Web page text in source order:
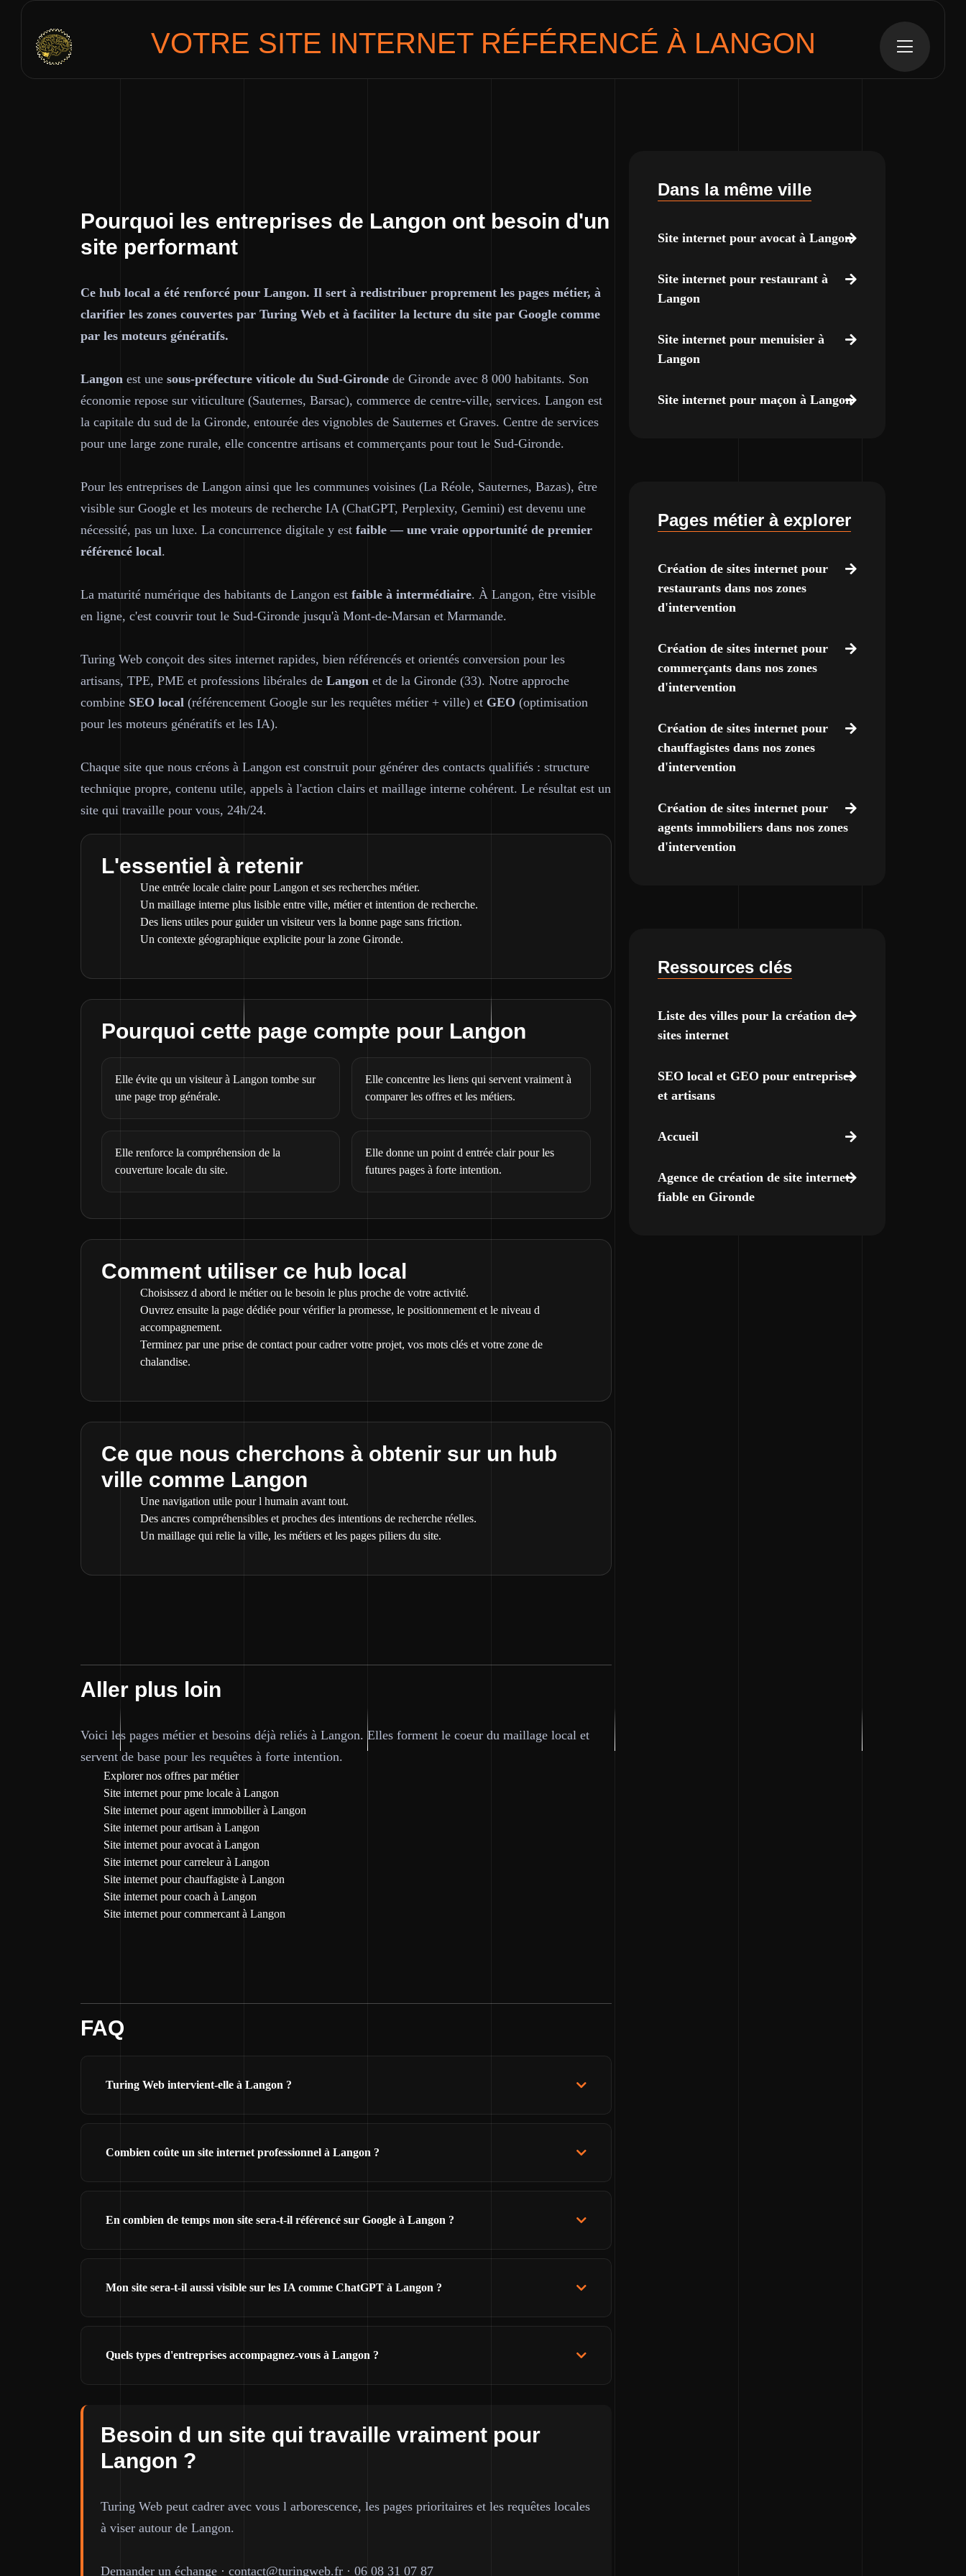
VOTRE SITE INTERNET RÉFÉRENCÉ À LANGON
Pourquoi les entreprises de Langon ont besoin d'un
site performant
Ce hub local a été renforcé pour Langon. Il sert à redistribuer proprement les pages métier, à
clarifier les zones couvertes par Turing Web et à faciliter la lecture du site par Google comme
par les moteurs génératifs.
Langon est une sous-préfecture viticole du Sud-Gironde de Gironde avec 8 000 habitants. Son
économie repose sur viticulture (Sauternes, Barsac), commerce de centre-ville, services. Langon est
la capitale du sud de la Gironde, entourée des vignobles de Sauternes et Graves. Centre de services
pour une large zone rurale, elle concentre artisans et commerçants pour tout le Sud-Gironde.
Pour les entreprises de Langon ainsi que les communes voisines (La Réole, Sauternes, Bazas), être
visible sur Google et les moteurs de recherche IA (ChatGPT, Perplexity, Gemini) est devenu une
nécessité, pas un luxe. La concurrence digitale y est faible — une vraie opportunité de premier
référencé local.
La maturité numérique des habitants de Langon est faible à intermédiaire. À Langon, être visible
en ligne, c'est couvrir tout le Sud-Gironde jusqu'à Mont-de-Marsan et Marmande.
Turing Web conçoit des sites internet rapides, bien référencés et orientés conversion pour les
artisans, TPE, PME et professions libérales de Langon et de la Gironde (33). Notre approche
combine SEO local (référencement Google sur les requêtes métier + ville) et GEO (optimisation
pour les moteurs génératifs et les IA).
Chaque site que nous créons à Langon est construit pour générer des contacts qualifiés : structure
technique propre, contenu utile, appels à l'action clairs et maillage interne cohérent. Le résultat est un
site qui travaille pour vous, 24h/24.
L'essentiel à retenir
Une entrée locale claire pour Langon et ses recherches métier.
Un maillage interne plus lisible entre ville, métier et intention de recherche.
Des liens utiles pour guider un visiteur vers la bonne page sans friction.
Un contexte géographique explicite pour la zone Gironde.
Pourquoi cette page compte pour Langon
Elle évite qu un visiteur à Langon tombe sur
une page trop générale.
Elle concentre les liens qui servent vraiment à
comparer les offres et les métiers.
Elle renforce la compréhension de la
couverture locale du site.
Elle donne un point d entrée clair pour les
futures pages à forte intention.
Comment utiliser ce hub local
Choisissez d abord le métier ou le besoin le plus proche de votre activité.
Ouvrez ensuite la page dédiée pour vérifier la promesse, le positionnement et le niveau d
accompagnement.
Terminez par une prise de contact pour cadrer votre projet, vos mots clés et votre zone de
chalandise.
Ce que nous cherchons à obtenir sur un hub
ville comme Langon
Une navigation utile pour l humain avant tout.
Des ancres compréhensibles et proches des intentions de recherche réelles.
Un maillage qui relie la ville, les métiers et les pages piliers du site.
Aller plus loin
Voici les pages métier et besoins déjà reliés à Langon. Elles forment le coeur du maillage local et
servent de base pour les requêtes à forte intention.
Explorer nos offres par métier
Site internet pour pme locale à Langon
Site internet pour agent immobilier à Langon
Site internet pour artisan à Langon
Site internet pour avocat à Langon
Site internet pour carreleur à Langon
Site internet pour chauffagiste à Langon
Site internet pour coach à Langon
Site internet pour commercant à Langon
FAQ
Turing Web intervient-elle à Langon ?
Combien coûte un site internet professionnel à Langon ?
En combien de temps mon site sera-t-il référencé sur Google à Langon ?
Mon site sera-t-il aussi visible sur les IA comme ChatGPT à Langon ?
Quels types d'entreprises accompagnez-vous à Langon ?
Besoin d un site qui travaille vraiment pour
Langon ?
Turing Web peut cadrer avec vous l arborescence, les pages prioritaires et les requêtes locales
à viser autour de Langon.
Demander un échange · contact@turingweb.fr · 06 08 31 07 87
Dans la même ville
Site internet pour avocat à Langon
Site internet pour restaurant à
Langon
Site internet pour menuisier à
Langon
Site internet pour maçon à Langon
Pages métier à explorer
Création de sites internet pour
restaurants dans nos zones
d'intervention
Création de sites internet pour
commerçants dans nos zones
d'intervention
Création de sites internet pour
chauffagistes dans nos zones
d'intervention
Création de sites internet pour
agents immobiliers dans nos zones
d'intervention
Ressources clés
Liste des villes pour la création de
sites internet
SEO local et GEO pour entreprises
et artisans
Accueil
Agence de création de site internet
fiable en Gironde